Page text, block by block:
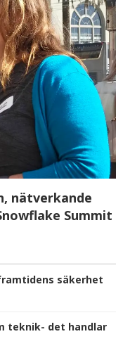
nätverkande
Summit
säkerhet
teknik- det handlar